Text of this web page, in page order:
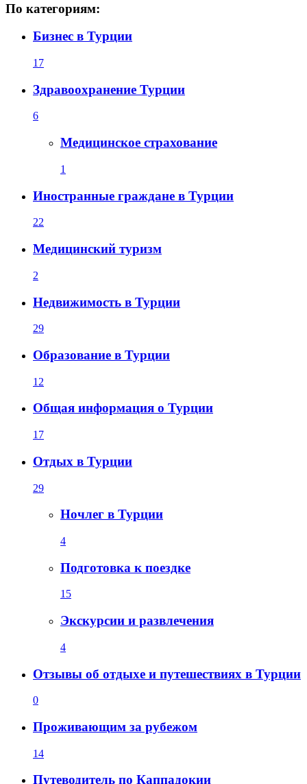
По категориям:
Бизнес в Турции
17
Здравоохранение Турции
6
Медицинское страхование
1
Иностранные граждане в Турции
22
Медицинский туризм
2
Недвижимость в Турции
29
Образование в Турции
12
Общая информация о Турции
17
Отдых в Турции
29
Ночлег в Турции
4
Подготовка к поездке
15
Экскурсии и развлечения
4
Отзывы об отдыхе и путешествиях в Турции
0
Проживающим за рубежом
14
Путеводитель по Каппадокии